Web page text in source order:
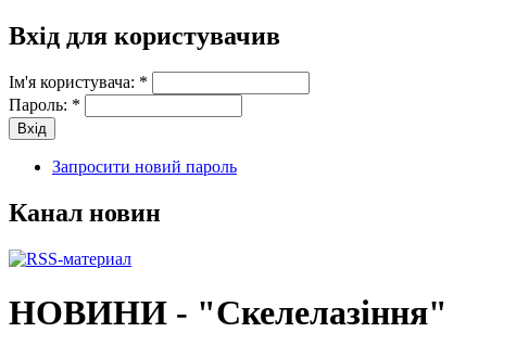
Вхід для користувачив
Ім'я користувача: *
Пароль: *
Запросити новий пароль
Канал новин
НОВИНИ - "Скелелазіння"